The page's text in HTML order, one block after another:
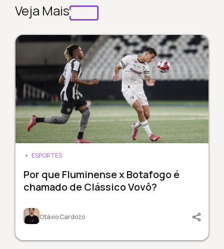
Veja Mais
ESPORTES
Por que Fluminense x Botafogo é
chamado de Clássico Vovô?
Otávio Cardozo